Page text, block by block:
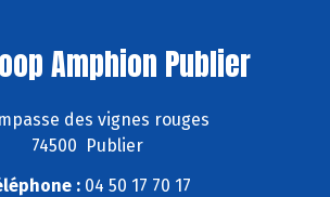
Amphion Publier
des vignes rouges
74500 Publier
:04 50 17 70 17